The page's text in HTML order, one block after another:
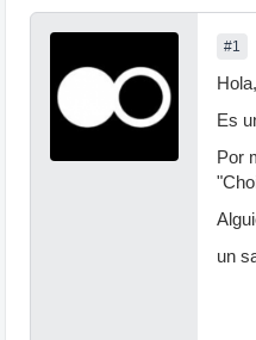
#1
Hola,
Es
Por
un